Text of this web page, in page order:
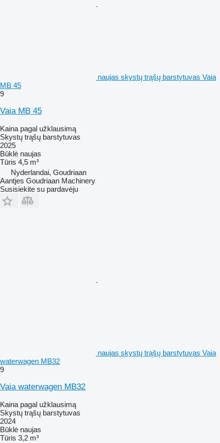
naujas skystų trąšų barstytuvas Vaia
MB 45
9
Vaia MB 45
Kaina pagal užklausimą
Skystų trąšų barstytuvas
2025
Būklė naujas
Tūris 4,5 m³
Nyderlandai, Goudriaan
Aantjes Goudriaan Machinery
Susisiekite su pardavėju
naujas skystų trąšų barstytuvas Vaia
waterwagen MB32
9
Vaia waterwagen MB32
Kaina pagal užklausimą
Skystų trąšų barstytuvas
2024
Būklė naujas
Tūris 3,2 m³